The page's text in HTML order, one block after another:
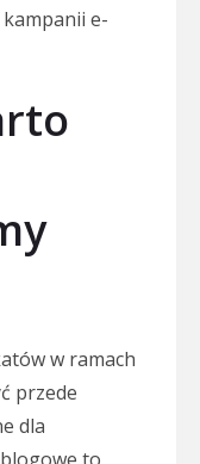
e-
w ramach
przede
dla